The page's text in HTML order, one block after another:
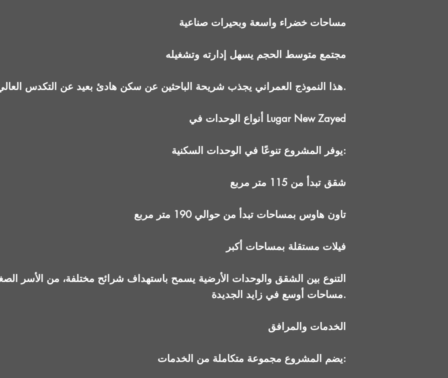
مساحات خضراء واسعة وبحيرات صناعية
مجتمع متوسط الحجم يسهل إدارته وتشغيله
هذا النموذج العمراني يجذب شريحة الباحثين عن سكن هادئ بعيد عن التكدس العالي.
أنواع الوحدات في Lugar New Zayed
يوفر المشروع تنوعًا في الوحدات السكنية:
شقق تبدأ من 115 متر مربع
تاون هاوس بمساحات تبدأ من حوالي 190 متر مربع
فيلات مستقلة بمساحات أكبر
التنوع بين الشقق والوحدات الأرضية يسمح باستهداف شرائح مختلفة، من الأسر
مساحات أوسع في زايد الجديدة.
الخدمات والمرافق
يضم المشروع مجموعة متكاملة من الخدمات: